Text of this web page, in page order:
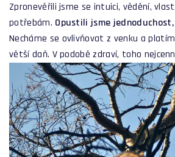
Zpronevěřili jsme se intuici, vědění,
potřebám. Opustili jsme
Necháme se ovlivňovat z venku a
větší daň. V podobě zdraví, toho